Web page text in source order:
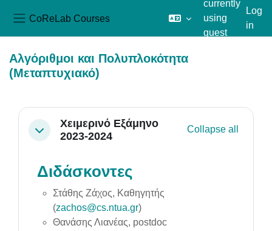
CoReLab Courses
currently
using
guest
Log
in
Αλγόριθμοι και Πολυπλοκότητα
(Μεταπτυχιακό)
Section outline
Collapse
Χειμερινό Εξάμηνο
2023-2024
Collapse all
Διδάσκοντες
Στάθης Ζάχος, Καθηγητής
(zachos@cs.ntua.gr)
Θανάσης Λιανέας, postdoc